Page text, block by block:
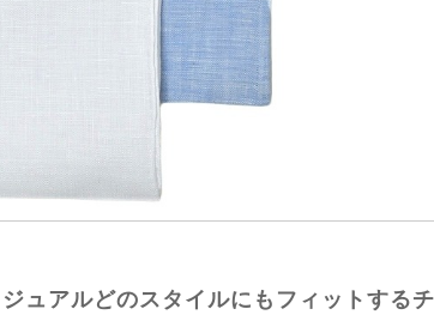
ュアルどのスタイルにもフィットする